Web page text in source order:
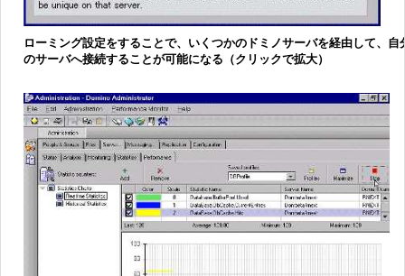
ローミング設定をすることで、いくつかのドミノサーバを経由して、自
のサーバへ接続することが可能になる（クリックで拡大）